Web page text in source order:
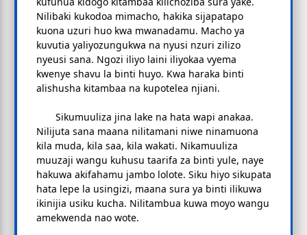
Nilibaki kukodoa mimacho, hakika sijapatapo
kuona uzuri huo kwa mwanadamu. Macho ya
kuvutia yaliyozungukwa na nyusi nzuri zilizo
nyeusi sana. Ngozi iliyo laini iliyokaa vyema
kwenye shavu la binti huyo. Kwa haraka binti
alishusha kitambaa na kupotelea njiani.
Sikumuuliza jina lake na hata wapi anakaa.
Nilijuta sana maana nilitamani niwe ninamuona
kila muda, kila saa, kila wakati. Nikamuuliza
muuzaji wangu kuhusu taarifa za binti yule, naye
hakuwa akifahamu jambo lolote. Siku hiyo sikupata
hata lepe la usingizi, maana sura ya binti ilikuwa
ikinijia usiku kucha. Nilitambua kuwa moyo wangu
amekwenda nao wote.